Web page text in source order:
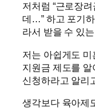
저처럼 “근로장
데…” 하고 포기
라서 받을 수 있
저는 아쉽게도
지원금 제도를
신청하라고 알리
생각보다 육아제